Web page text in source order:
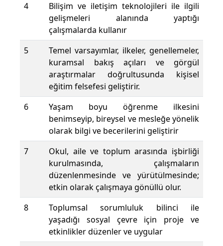
4
Bilişim ve iletişim teknolojileri ile ilgili
gelişmeleri alanında yaptığı
çalışmalarda kullanır
5
Temel varsayımlar, ilkeler, genellemeler,
kuramsal bakış açıları ve görgül
araştırmalar doğrultusunda kişisel
eğitim felsefesi geliştirir.
6
Yaşam boyu öğrenme ilkesini
benimseyip, bireysel ve mesleğe yönelik
olarak bilgi ve becerilerini geliştirir
7
Okul, aile ve toplum arasında işbirliği
kurulmasında, çalışmaların
düzenlenmesinde ve yürütülmesinde;
etkin olarak çalışmaya gönüllü olur.
8
Toplumsal sorumluluk bilinci ile
yaşadığı sosyal çevre için proje ve
etkinlikler düzenler ve uygular